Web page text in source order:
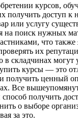
курсов,
получить доступ
или услугу
поиск нужных
что
их
складчинах
курсы — это
получить
Все
получить
о выборе
за это.